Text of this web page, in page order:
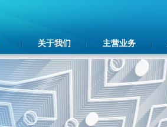
关于我们 主营业务